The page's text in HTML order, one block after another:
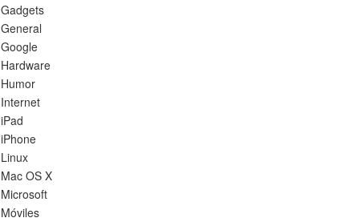
Gadgets
General
Google
Hardware
Humor
Internet
iPad
iPhone
Linux
Mac OS X
Microsoft
Móviles